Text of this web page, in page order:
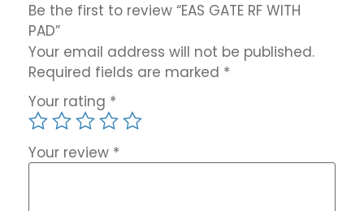
Be the first to review “EAS GATE RF WITH
PAD”
Your email address will not be published.
Required fields are marked *
Your rating *
Your review *